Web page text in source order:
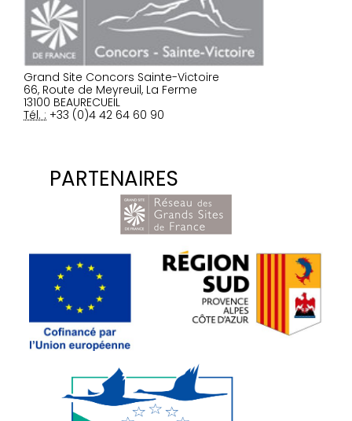
Grand Site Concors Sainte-Victoire
66, Route de Meyreuil, La Ferme
13100 BEAURECUEIL
Tél. : +33 (0)4 42 64 60 90
PARTENAIRES